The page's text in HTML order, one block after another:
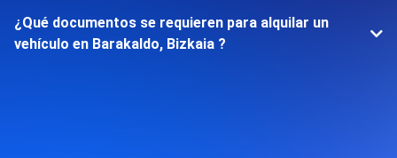
¿Qué documentos se requieren para alquilar un
vehículo en Barakaldo, Bizkaia ?